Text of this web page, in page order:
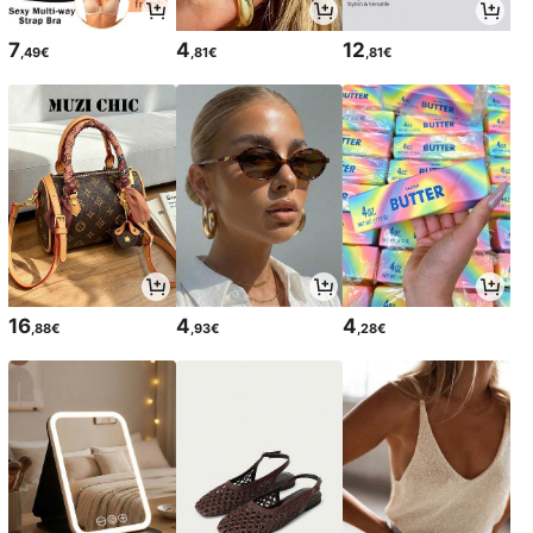
7,49€ 4,81€ 12,81€
16,88€ 4,93€ 4,28€